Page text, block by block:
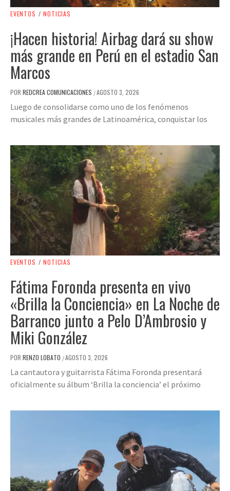
EVENTOS / NOTICIAS
¡Hacen historia! Airbag dará su show
más grande en Perú en el estadio San
Marcos
POR REDCREA COMUNICACIONES /AGOSTO 3, 2026
Luego de consolidarse como uno de los fenómenos
musicales más grandes de Latinoamérica, conquistar los
EVENTOS / NOTICIAS
Fátima Foronda presenta en vivo
«Brilla la Conciencia» en La Noche de
Barranco junto a Pelo D’Ambrosio y
Miki González
POR RENZO LOBATO /AGOSTO 3, 2026
La cantautora y guitarrista Fátima Foronda presentará
oficialmente su álbum ‘Brilla la conciencia’ el próximo